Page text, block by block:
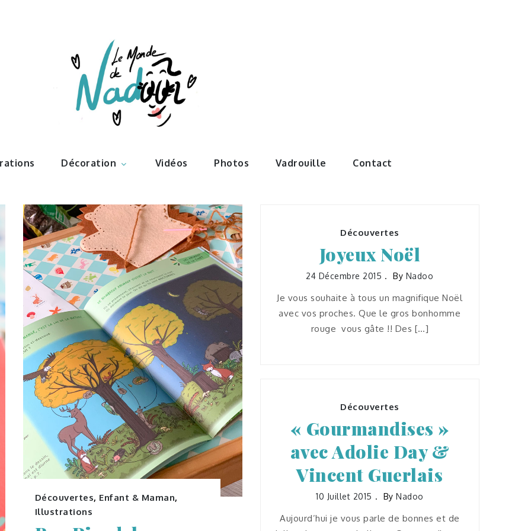
– le monde de
Nadoo
Décoration Vidéos Photos Vadrouille Contact
Découvertes, Enfant & Maman,
Illustrations
Découvertes
Joyeux Noël
24 Décembre 2015 By Nadoo
Je vous souhaite à tous un magnifique Noël
avec vos proches. Que le gros bonhomme
rouge vous gâte !! Des […]
Découvertes
« Gourmandises »
avec Adolie Day &
Vincent Guerlais
10 Juillet 2015 ByNadoo
Aujourd’hui je vous parle de bonnes et de